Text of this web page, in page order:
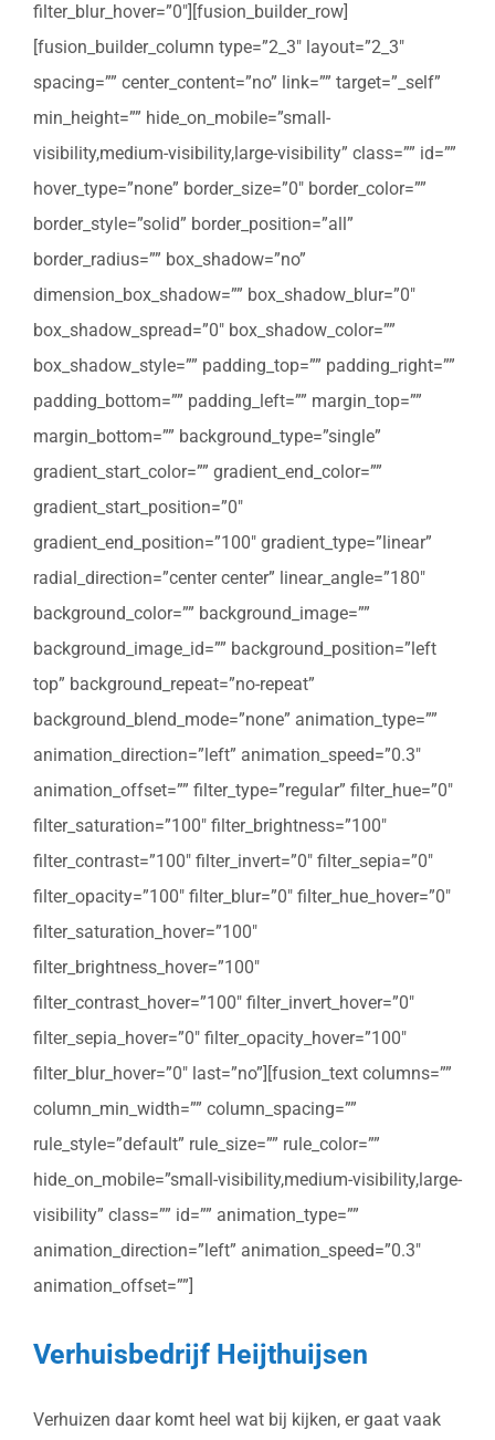
filter_blur_hover=”0″][fusion_builder_row]
[fusion_builder_column type=”2_3″ layout=”2_3″
spacing=”” center_content=”no” link=”” target=”_self”
min_height=”” hide_on_mobile=”small-
visibility,medium-visibility,large-visibility” class=”” id=””
hover_type=”none” border_size=”0″ border_color=””
border_style=”solid” border_position=”all”
border_radius=”” box_shadow=”no”
dimension_box_shadow=”” box_shadow_blur=”0″
box_shadow_spread=”0″ box_shadow_color=””
box_shadow_style=”” padding_top=”” padding_right=””
padding_bottom=”” padding_left=”” margin_top=””
margin_bottom=”” background_type=”single”
gradient_start_color=”” gradient_end_color=””
gradient_start_position=”0″
gradient_end_position=”100″ gradient_type=”linear”
radial_direction=”center center” linear_angle=”180″
background_color=”” background_image=””
background_image_id=”” background_position=”left
top” background_repeat=”no-repeat”
background_blend_mode=”none” animation_type=””
animation_direction=”left” animation_speed=”0.3″
animation_offset=”” filter_type=”regular” filter_hue=”0″
filter_saturation=”100″ filter_brightness=”100″
filter_contrast=”100″ filter_invert=”0″ filter_sepia=”0″
filter_opacity=”100″ filter_blur=”0″ filter_hue_hover=”0″
filter_saturation_hover=”100″
filter_brightness_hover=”100″
filter_contrast_hover=”100″ filter_invert_hover=”0″
filter_sepia_hover=”0″ filter_opacity_hover=”100″
filter_blur_hover=”0″ last=”no”][fusion_text columns=””
column_min_width=”” column_spacing=””
rule_style=”default” rule_size=”” rule_color=””
hide_on_mobile=”small-visibility,medium-visibility,large-
visibility” class=”” id=”” animation_type=””
animation_direction=”left” animation_speed=”0.3″
animation_offset=””]
Verhuisbedrijf Heijthuijsen
Verhuizen daar komt heel wat bij kijken, er gaat vaak